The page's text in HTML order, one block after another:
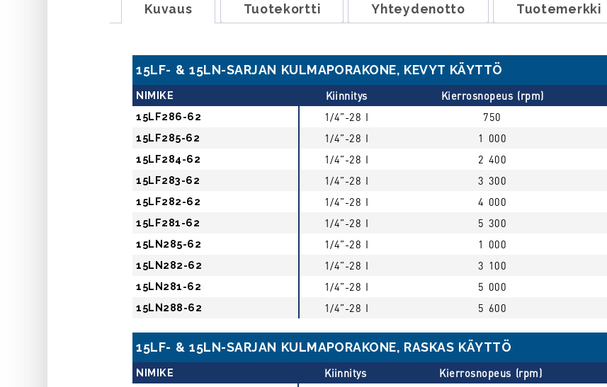
Kuvaus Tuotekortti Yhteydenotto Tuotemerkki
15LF- & 15LN-SARJAN KULMAPORAKONE, KEVYT KÄYTTÖ
NIMIKE Kiinnitys Kierrosnopeus (rpm)
15LF286-62 1/4”-28 I 750
15LF285-62 1/4”-28 I 1 000
15LF284-62 1/4”-28 I 2 400
15LF283-62 1/4”-28 I 3 300
15LF282-62 1/4”-28 I 4 000
15LF281-62 1/4”-28 I 5 300
15LN285-62 1/4”-28 I 1 000
15LN282-62 1/4”-28 I 3 100
15LN281-62 1/4”-28 I 5 000
15LN288-62 1/4”-28 I 5 600
15LF- & 15LN-SARJAN KULMAPORAKONE, RASKAS KÄYTTÖ
NIMIKE Kiinnitys Kierrosnopeus (rpm)